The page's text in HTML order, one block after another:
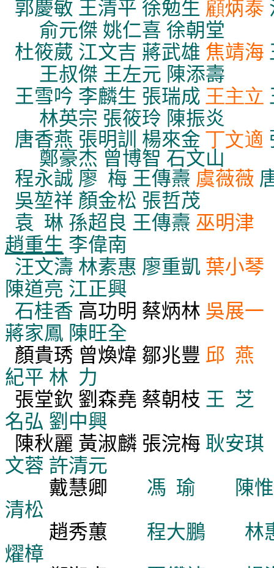
郭慶敏 王清平 徐勉生 顧炳泰
俞元傑 姚仁喜 徐朝堂
杜筱葳 江文吉 蔣武雄 焦靖海
王叔傑 王左元 陳添壽
王雪吟 李麟生 張瑞成 王主立
林英宗 張筱玲 陳振炎
唐香燕 張明訓 楊來金 丁文適
鄭豪杰 曾博智 石文山
程永誠 廖 梅 王傳燾 虞薇薇
吳堃祥 顏金松 張哲茂
袁 琳 孫超良 王傳燾 巫明津
趙重生 李偉南
汪文濤 林素惠 廖重凱 葉小琴
陳道亮 江正興
石桂香 高功明 蔡炳林 吳展一
蔣家鳳 陳旺全
顏貴琇 曾煥煒 鄒兆豐 邱 燕
紀平 林 力
張堂欽 劉森堯 蔡朝枝 王
名弘 劉中興
陳秋麗 黃淑麟 張浣梅 耿安琪
文蓉 許清元
戴慧卿
馮 瑜
陳
清松
趙秀蕙
程大鵬
燿樟